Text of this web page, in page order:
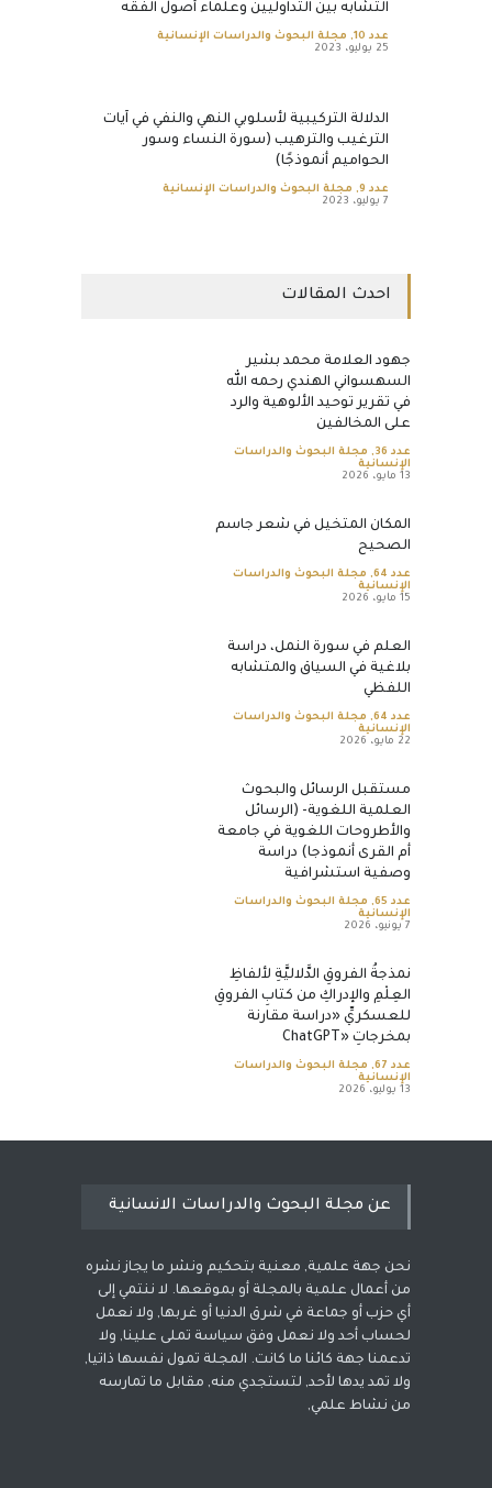
التشابه بين التداوليين وعلماء أصول الفقه
عدد 10 , مجلة البحوث والدراسات الإنسانية
25 يوليو، 2023
الدلالة التركيبية لأسلوبي النهي والنفي في آيات
الترغيب والترهيب (سورة النساء وسور
الحواميم أنموذجًا)
عدد 9 , مجلة البحوث والدراسات الإنسانية
7 يوليو، 2023
احدث المقالات
جهود العلامة محمد بشير
السهسواني الهندي رحمه الله
في تقرير توحيد الألوهية والرد
على المخالفين
عدد 36 , مجلة البحوث والدراسات
الإنسانية
13 مايو، 2026
المكان المتخيل في شعر جاسم
الصحيح
عدد 64 , مجلة البحوث والدراسات
الإنسانية
15 مايو، 2026
العلم في سورة النمل، دراسة
بلاغية في السياق والمتشابه
اللفظي
عدد 64 , مجلة البحوث والدراسات
الإنسانية
22 مايو، 2026
مستقبل الرسائل والبحوث
العلمية اللغوية- (الرسائل
والأطروحات اللغوية في جامعة
أم القرى أنموذجا) دراسة
وصفية استشرافية
عدد 65 , مجلة البحوث والدراسات
الإنسانية
7 يونيو، 2026
نمذجةُ الفروقِ الدَّلاليَّةِ لألفاظِ
العِلْمِ والإدراكِ من كتابِ الفروقِ
للعسكريِّ «دراسة مقارنة
بمخرجاتِ «ChatGPT
عدد 67 , مجلة البحوث والدراسات
الإنسانية
13 يوليو، 2026
عن مجلة البحوث والدراسات الانسانية
نحن جهة علمية, معنية بتحكيم ونشر ما يجاز نشره
من أعمال علمية بالمجلة أو بموقعها. لا ننتمي إلى
أي حزب أو جماعة في شرق الدنيا أو غربها, ولا نعمل
لحساب أحد ولا نعمل وفق سياسة تملى علينا, ولا
تدعمنا جهة كائنا ما كانت. المجلة تمول نفسها ذاتيا,
ولا تمد يدها لأحد, لتستجدي منه, مقابل ما تمارسه
من نشاط علمي,